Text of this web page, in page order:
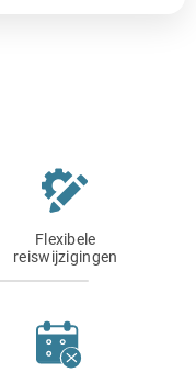
Flexibele
reiswijzigingen